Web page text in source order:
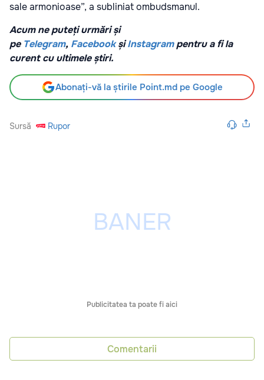
sale armonioase”, a subliniat ombudsmanul.
Acum ne puteți urmări și
pe Telegram, Facebook șiInstagrampentru a fi la
curent cu ultimele știri.
Abonați-vă la știrile Point.md pe Google
Sursă Rupor
Publicitatea ta poate fi aici
Comentarii